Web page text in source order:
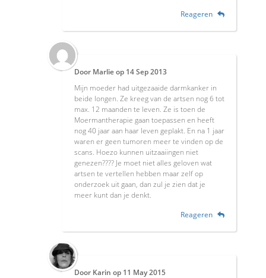
Reageren
Door Marlieop 14 Sep 2013
Mijn moeder had uitgezaaide darmkanker in
beide longen. Ze kreeg van de artsen nog 6 tot
max. 12 maanden te leven. Ze is toen de
Moermantherapie gaan toepassen en heeft
nog 40 jaar aan haar leven geplakt. En na 1 jaar
waren er geen tumoren meer te vinden op de
scans. Hoezo kunnen uitzaaiingen niet
genezen???? Je moet niet alles geloven wat
artsen te vertellen hebben maar zelf op
onderzoek uit gaan, dan zul je zien dat je
meer kunt dan je denkt.
Reageren
Door Karin op 11 May 2015